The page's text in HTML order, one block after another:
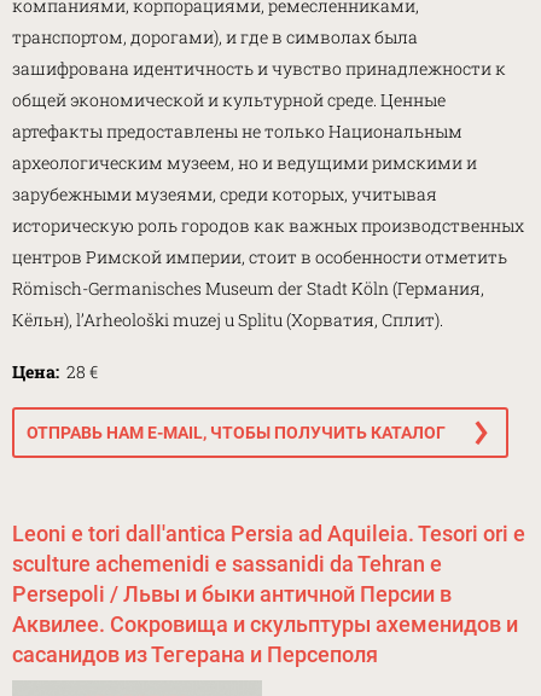
компаниями, корпорациями, ремесленниками,
транспортом, дорогами), и где в символах была
зашифрована идентичность и чувство принадлежности к
общей экономической и культурной среде. Ценные
артефакты предоставлены не только Национальным
археологическим музеем, но и ведущими римскими и
зарубежными музеями, среди которых, учитывая
историческую роль городов как важных производственных
центров Римской империи, стоит в особенности отметить
Römisch-Germanisches Museum der Stadt Köln (Германия,
Кёльн), l’Arheološki muzej u Splitu (Хорватия, Сплит).
Цена: 28 €
ОТПРАВЬ НАМ E-MAIL, ЧТОБЫ ПОЛУЧИТЬ КАТАЛОГ
Leoni e tori dall'antica Persia ad Aquileia. Tesori ori e
sculture achemenidi e sassanidi da Tehran e
Persepoli / Львы и быки античной Персии в
Аквилее. Сокровища и скульптуры ахеменидов и
сасанидов из Тегерана и Персеполя